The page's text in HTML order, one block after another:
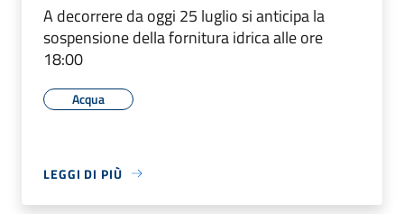
A decorrere da oggi 25 luglio si anticipa la
sospensione della fornitura idrica alle ore
18:00
Acqua
LEGGI DI PIÙ